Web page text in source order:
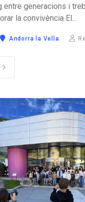
entre generacions i
la convivència El...
Andorra la Vella